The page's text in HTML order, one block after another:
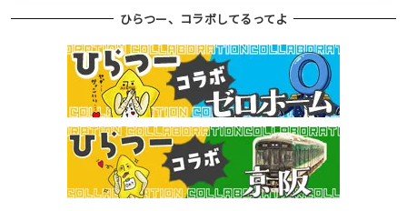
ひらつー、コラボしてるってよ